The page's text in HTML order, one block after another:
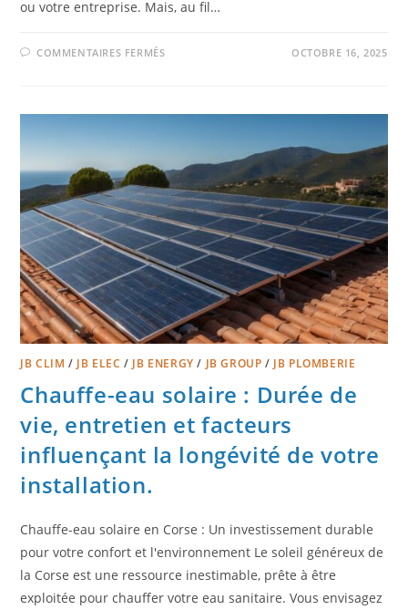
ou votre entreprise. Mais, au fil…
COMMENTAIRES FERMÉS OCTOBRE 16, 2025
JB CLIM / JB ELEC / JB ENERGY / JB GROUP / JB PLOMBERIE
Chauffe-eau solaire : Durée de
vie, entretien et facteurs
influençant la longévité de votre
installation.
Chauffe-eau solaire en Corse : Un investissement durable
pour votre confort et l'environnement Le soleil généreux de
la Corse est une ressource inestimable, prête à être
exploitée pour chauffer votre eau sanitaire. Vous envisagez